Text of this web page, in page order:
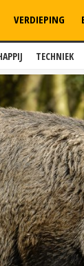
TECHNIEK
VERDIEPING